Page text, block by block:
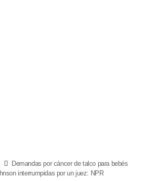
Demandas por cáncer de talco para bebés
interrumpidas por un juez: NPR